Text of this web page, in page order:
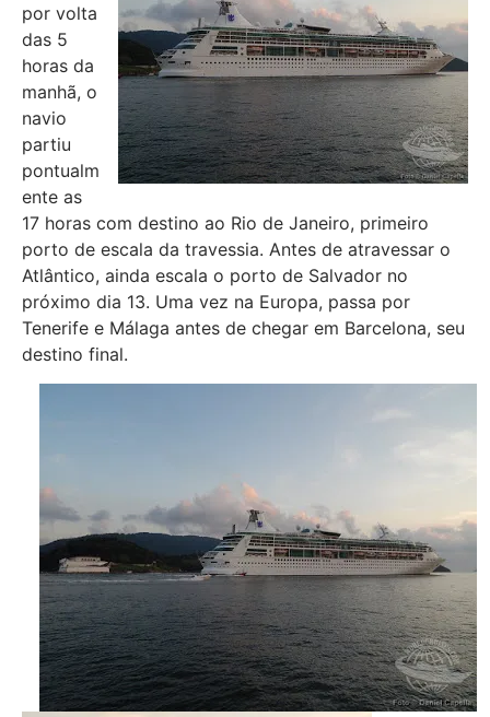
por volta
das 5
horas da
manhã, o
navio
partiu
pontualm
ente as
17 horas com destino ao Rio de Janeiro, primeiro
porto de escala da travessia. Antes de atravessar o
Atlântico, ainda escala o porto de Salvador no
próximo dia 13. Uma vez na Europa, passa por
Tenerife e Málaga antes de chegar em Barcelona, seu
destino final.